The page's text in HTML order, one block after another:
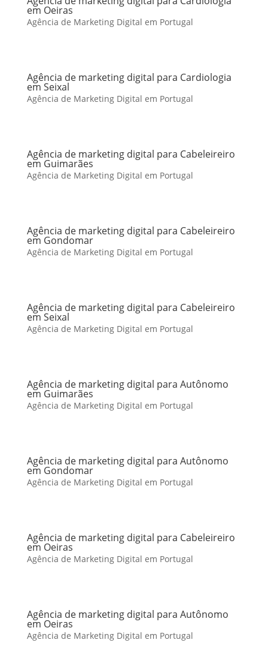
em Oeiras
Agência de Marketing Digital em Portugal
Agência de marketing digital para Cardiologia
em Seixal
Agência de Marketing Digital em Portugal
Agência de marketing digital para Cabeleireiro
em Guimarães
Agência de Marketing Digital em Portugal
Agência de marketing digital para Cabeleireiro
em Gondomar
Agência de Marketing Digital em Portugal
Agência de marketing digital para Cabeleireiro
em Seixal
Agência de Marketing Digital em Portugal
Agência de marketing digital para Autônomo
em Guimarães
Agência de Marketing Digital em Portugal
Agência de marketing digital para Autônomo
em Gondomar
Agência de Marketing Digital em Portugal
Agência de marketing digital para Cabeleireiro
em Oeiras
Agência de Marketing Digital em Portugal
Agência de marketing digital para Autônomo
em Oeiras
Agência de Marketing Digital em Portugal